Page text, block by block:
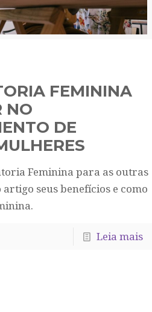
FEMININA
NO
DE
Feminina para as outras
seus benefícios e como
Leia mais